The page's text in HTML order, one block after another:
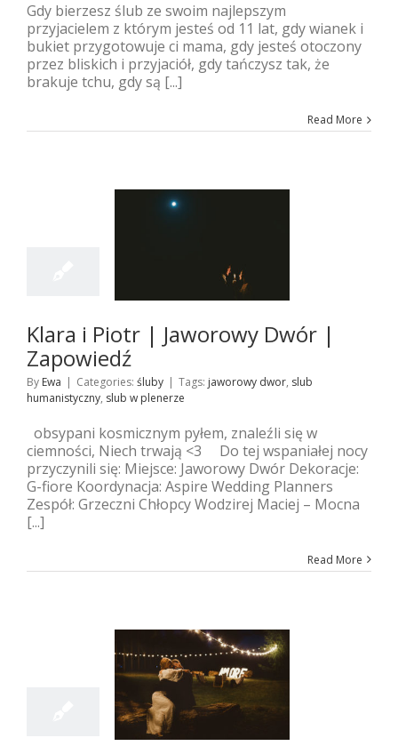
Gdy bierzesz ślub ze swoim najlepszym
przyjacielem z którym jesteś od 11 lat, gdy wianek i
bukiet przygotowuje ci mama, gdy jesteś otoczony
przez bliskich i przyjaciół, gdy tańczysz tak, że
brakuje tchu, gdy są [...]
Read More
Klara i Piotr | Jaworowy Dwór |
Zapowiedź
By Ewa | Categories: śluby | Tags: jaworowy dwor, slub
humanistyczny, slub w plenerze
obsypani kosmicznym pyłem, znaleźli się w
ciemności, Niech trwają <3 Do tej wspaniałej nocy
przyczynili się: Miejsce: Jaworowy Dwór Dekoracje:
G-fiore Koordynacja: Aspire Wedding Planners
Zespół: Grzeczni Chłopcy Wodzirej Maciej – Mocna
[...]
Read More